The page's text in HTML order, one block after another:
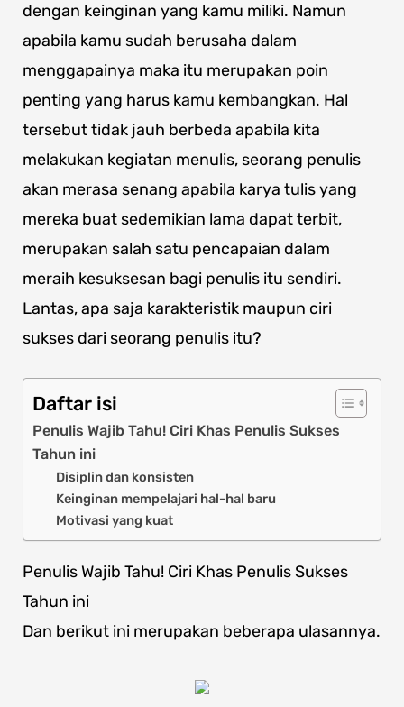
dengan keinginan yang kamu miliki. Namun
apabila kamu sudah berusaha dalam
menggapainya maka itu merupakan poin
penting yang harus kamu kembangkan. Hal
tersebut tidak jauh berbeda apabila kita
melakukan kegiatan menulis, seorang penulis
akan merasa senang apabila karya tulis yang
mereka buat sedemikian lama dapat terbit,
merupakan salah satu pencapaian dalam
meraih kesuksesan bagi penulis itu sendiri.
Lantas, apa saja karakteristik maupun ciri
sukses dari seorang penulis itu?
Daftar isi
Penulis Wajib Tahu! Ciri Khas Penulis Sukses
Tahun ini
Disiplin dan konsisten
Keinginan mempelajari hal-hal baru
Motivasi yang kuat
Penulis Wajib Tahu! Ciri Khas Penulis Sukses
Tahun ini
Dan berikut ini merupakan beberapa ulasannya.